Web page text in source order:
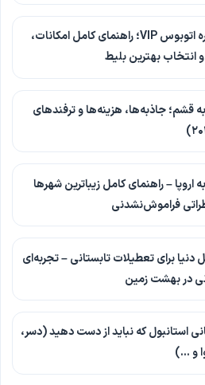
همه چیز درباره اتوبوس VIP؛ راهنمای کامل امکانات،
انتخاب بهترین بلیط
قشم؛ جاذبه‌ها، هزینه‌ها و ترفندهای
اروپا – راهنمای کامل زیباترین شهرها
فراموش‌نشدنی
دنیا برای تعطیلات تابستانی – تجربه‌ای
در بهشت زمین
استانبول که نباید از دست دهید (دسر،
و …)